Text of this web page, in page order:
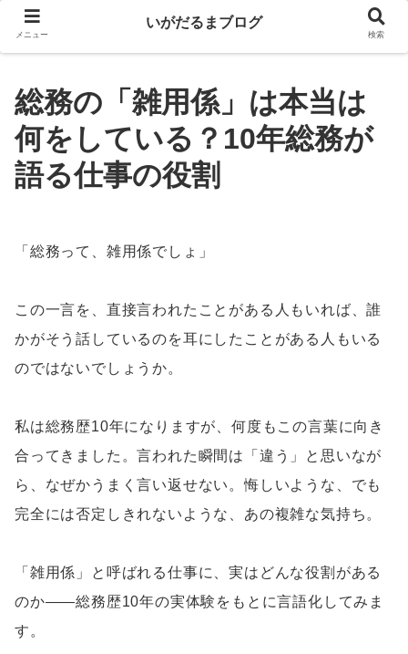
総務の「雑用係」は本当は
何をしている？10年総務が
語る仕事の役割
「総務って、雑用係でしょ」
この一言を、直接言われたことがある人もいれば、誰
かがそう話しているのを耳にしたことがある人もいる
のではないでしょうか。
私は総務歴10年になりますが、何度もこの言葉に向き
合ってきました。言われた瞬間は「違う」と思いなが
ら、なぜかうまく言い返せない。悔しいような、でも
完全には否定しきれないような、あの複雑な気持ち。
「雑用係」と呼ばれる仕事に、実はどんな役割がある
のか——総務歴10年の実体験をもとに言語化してみま
す。
メニュー
いがだるまブログ
検索